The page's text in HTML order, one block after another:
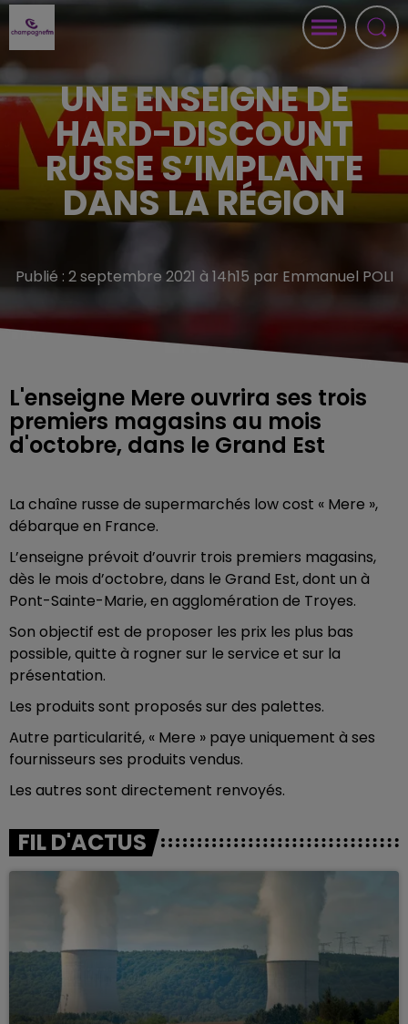
UNE ENSEIGNE DE
HARD-DISCOUNT
RUSSE S’IMPLANTE
DANS LA RÉGION
Publié : 2 septembre 2021 à 14h15 par Emmanuel POLI
L'enseigne Mere ouvrira ses trois
premiers magasins au mois
d'octobre, dans le Grand Est
La chaîne russe de supermarchés low cost « Mere »,
débarque en France.
L’enseigne prévoit d’ouvrir trois premiers magasins,
dès le mois d’octobre, dans le Grand Est, dont un à
Pont-Sainte-Marie, en agglomération de Troyes.
Son objectif est de proposer les prix les plus bas
possible, quitte à rogner sur le service et sur la
présentation.
Les produits sont proposés sur des palettes.
Autre particularité, « Mere » paye uniquement à ses
fournisseurs ses produits vendus.
Les autres sont directement renvoyés.
FIL D'ACTUS